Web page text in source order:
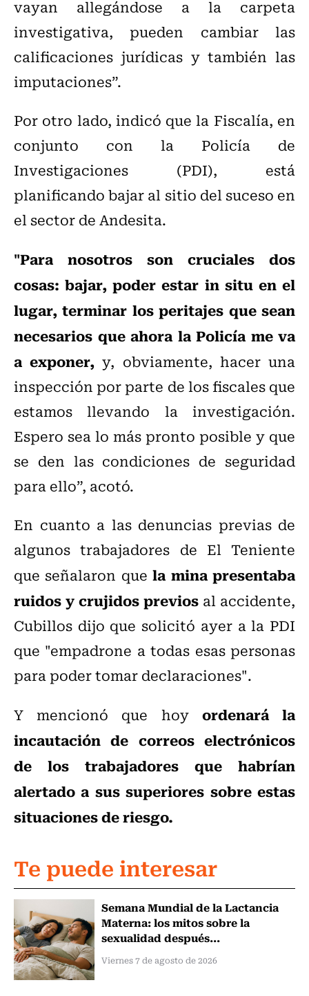
vayan allegándose a la carpeta
investigativa, pueden cambiar las
calificaciones jurídicas y también las
imputaciones”.
Por otro lado, indicó que la Fiscalía, en
conjunto con la Policía de
Investigaciones (PDI), está
planificando bajar al sitio del suceso en
el sector de Andesita.
"Para nosotros son cruciales dos
cosas: bajar, poder estar in situ en el
lugar, terminar los peritajes que sean
necesarios que ahora la Policía me va
a exponer, y, obviamente, hacer una
inspección por parte de los fiscales que
estamos llevando la investigación.
Espero sea lo más pronto posible y que
se den las condiciones de seguridad
para ello”, acotó.
En cuanto a las denuncias previas de
algunos trabajadores de El Teniente
que señalaron quela mina presentaba
ruidos y crujidos previos al accidente,
Cubillos dijo que solicitó ayer a la PDI
que "empadrone a todas esas personas
para poder tomar declaraciones".
Y mencionó que hoy ordenará la
incautación de correos electrónicos
de los trabajadores que habrían
alertado a sus superiores sobre estas
situaciones de riesgo.
Te puede interesar
Semana Mundial de la Lactancia
Materna: los mitos sobre la
sexualidad después...
Viernes 7 de agosto de 2026